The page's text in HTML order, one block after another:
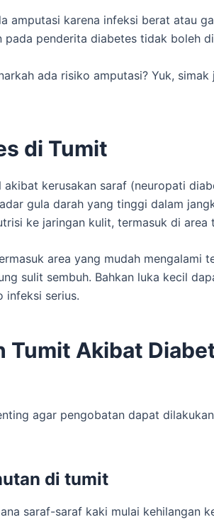
amputasi karena infeksi berat atau
penderita diabetes tidak boleh
ada risiko amputasi? Yuk, simak
di Tumit
kerusakan saraf (neuropati
gula darah yang tinggi dalam
ke jaringan kulit, termasuk di area
area yang mudah mengalami
sulit sembuh. Bahkan luka kecil
infeksi serius.
Tumit Akibat
agar pengobatan dapat
di tumit
saraf-saraf kaki mulai kehilangan